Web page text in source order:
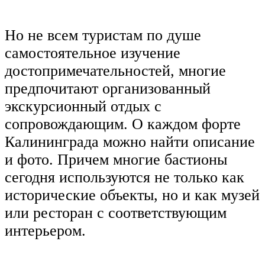
Но не всем туристам по душе
самостоятельное изучение
достопримечательностей, многие
предпочитают организованный
экскурсионный отдых с
сопровождающим. О каждом форте
Калининграда можно найти описание
и фото. Причем многие бастионы
сегодня используются не только как
исторические объекты, но и как музей
или ресторан с соответствующим
интерьером.